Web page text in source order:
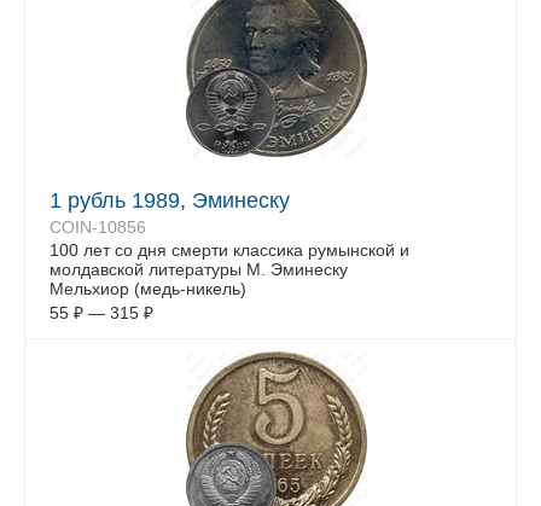
1 рубль 1989, Эминеску
COIN-10856
100 лет со дня смерти классика румынской и
молдавской литературы М. Эминеску
Мельхиор (медь-никель)
55 ₽ — 315 ₽